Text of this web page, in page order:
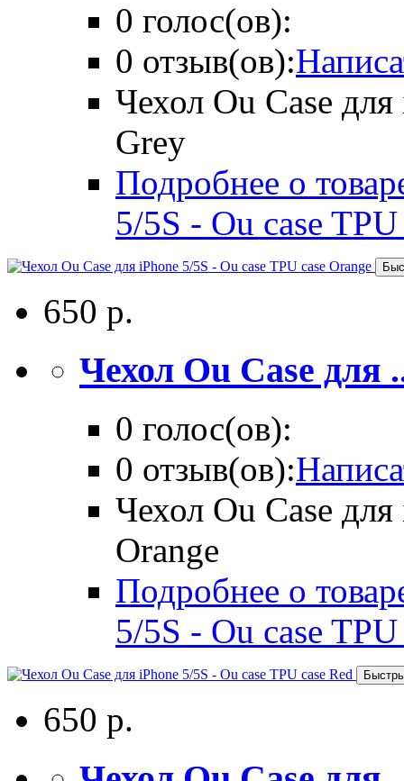
0 голос(ов):
0 отзыв(ов):
Чехол Ou Case
Grey
Подробнее о
5/5S - Ou case
650 р.
Чехол Ou Case для
0 голос(ов):
0 отзыв(ов):
Чехол Ou Case
Orange
Подробнее о
5/5S - Ou case
650 р.